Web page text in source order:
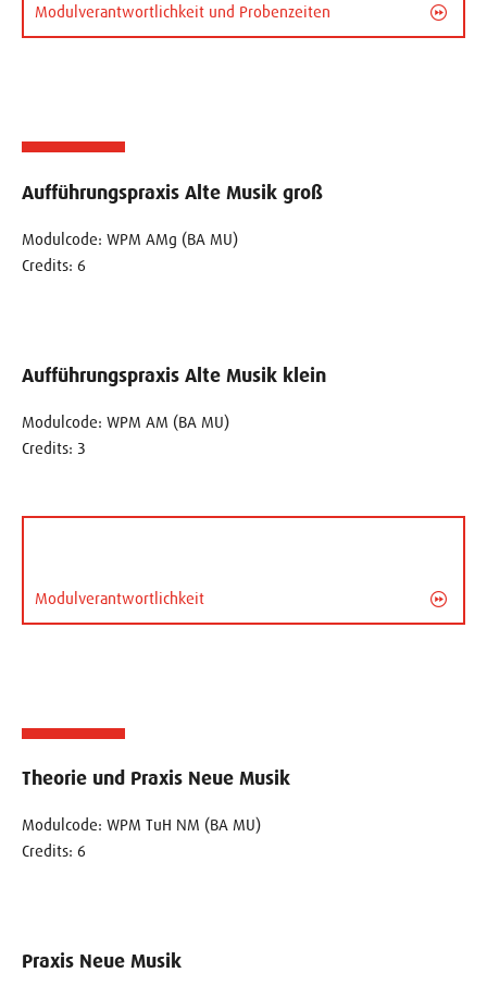
Modulverantwortlichkeit und Probenzeiten
Aufführungspraxis Alte Musik groß
Modulcode: WPM AMg (BA MU)
Credits: 6
Aufführungspraxis Alte Musik klein
Modulcode: WPM AM (BA MU)
Credits: 3
Modulverantwortlichkeit
Theorie und Praxis Neue Musik
Modulcode: WPM TuH NM (BA MU)
Credits: 6
Praxis Neue Musik